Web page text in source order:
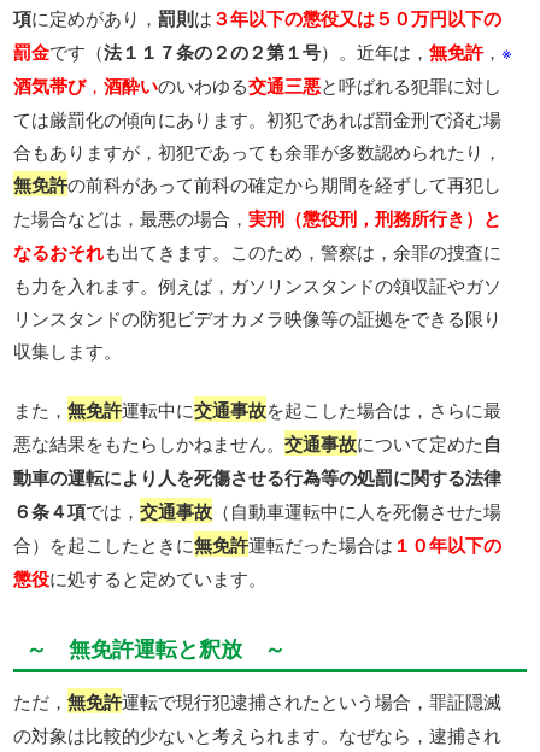
項に定めがあり，罰則は３年以下の懲役又は５０万円以下の
罰金です（法１１７条の２の２第１号）。近年は，無免許，※
酒気帯び，酒酔いのいわゆる交通三悪と呼ばれる犯罪に対し
ては厳罰化の傾向にあります。初犯であれば罰金刑で済む場
合もありますが，初犯であっても余罪が多数認められたり，
無免許の前科があって前科の確定から期間を経ずして再犯し
た場合などは，最悪の場合，実刑（懲役刑，刑務所行き）と
なるおそれも出てきます。このため，警察は，余罪の捜査に
も力を入れます。例えば，ガソリンスタンドの領収証やガソ
リンスタンドの防犯ビデオカメラ映像等の証拠をできる限り
収集します。
また，無免許運転中に交通事故を起こした場合は，さらに最
悪な結果をもたらしかねません。交通事故について定めた自
動車の運転により人を死傷させる行為等の処罰に関する法律
６条４項では，交通事故 （自動車運転中に人を死傷させた場
合）を起こしたときに無免許運転だった場合は１０年以下の
懲役に処すると定めています。
～ 無免許運転と釈放 ～
ただ，無免許運転で現行犯逮捕されたという場合，罪証隠滅
の対象は比較的少ないと考えられます。なぜなら，逮捕され